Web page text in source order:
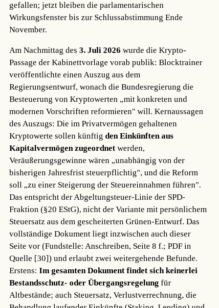
gefallen; jetzt bleiben die parlamentarischen
Wirkungsfenster bis zur Schlussabstimmung Ende
November.
Am Nachmittag des3. Juli 2026 wurde die Krypto-
Passage der Kabinettvorlage vorab publik: Blocktrainer
veröffentlichte einen Auszug aus dem
Regierungsentwurf, wonach die Bundesregierung die
Besteuerung von Kryptowerten „mit konkreten und
modernen Vorschriften reformieren" will. Kernaussagen
des Auszugs: Die im Privatvermögen gehaltenen
Kryptowerte sollen künftigden Einkünften aus
Kapitalvermögen zugeordnet werden,
Veräußerungsgewinne wären „unabhängig von der
bisherigen Jahresfrist steuerpflichtig", und die Reform
soll „zu einer Steigerung der Steuereinnahmen führen".
Das entspricht der Abgeltungsteuer-Linie der SPD-
Fraktion (§20 EStG), nicht der Variante mit persönlichem
Steuersatz aus dem gescheiterten Grünen-Entwurf. Das
vollständige Dokument liegt inzwischen auch dieser
Seite vor (Fundstelle: Anschreiben, Seite 8 f.; PDF in
Quelle [30]) und erlaubt zwei weitergehende Befunde.
Erstens:Im gesamten Dokument findet sich keinerlei
Bestandsschutz- oder Übergangsregelung für
Altbestände; auch Steuersatz, Verlustverrechnung, die